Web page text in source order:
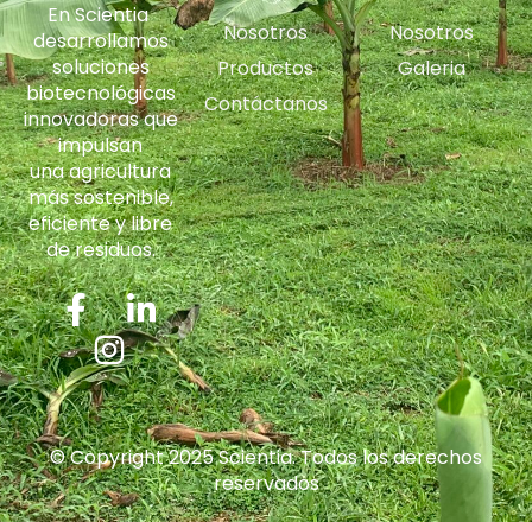
Nosotros
Productos
Contáctanos
Nosotros
Galeria
En Scientia
desarrollamos
soluciones
biotecnológicas
innovadoras que
impulsan
una agricultura
más sostenible,
eficiente y libre
de residuos.
© Copyright 2025 Scientia. Todos los derechos
reservados